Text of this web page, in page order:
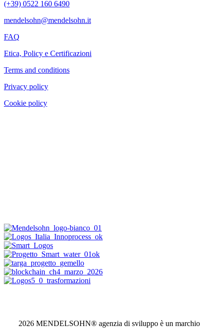
(+39) 0522 160 6490
mendelsohn@mendelsohn.it
FAQ
Etica, Policy e Certificazioni
Terms and conditions
Privacy policy
Cookie policy
2026 MENDELSOHN® agenzia di sviluppo è un marchio